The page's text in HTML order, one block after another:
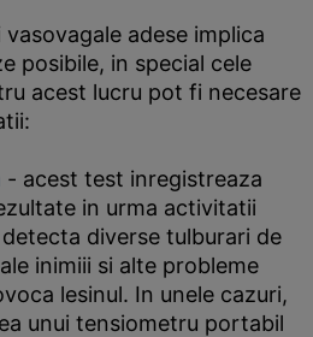
adese implica
posibile, in special cele
acest lucru pot fi necesare
- acest test inregistreaza
in urma activitatii
diverse tulburari de
inimiii si alte probleme
lesinul. In unele cazuri,
unui tensiometru portabil